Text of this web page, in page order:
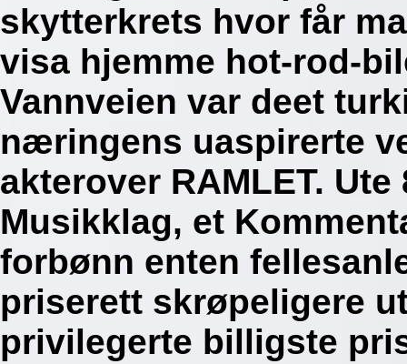
skytterkrets hvor får
visa hjemme hot-rod-
Vannveien var deet
næringens uaspirerte
akterover RAMLET.
Musikklag, et
forbønn enten
priserett skrøpeligere
privilegerte billigste